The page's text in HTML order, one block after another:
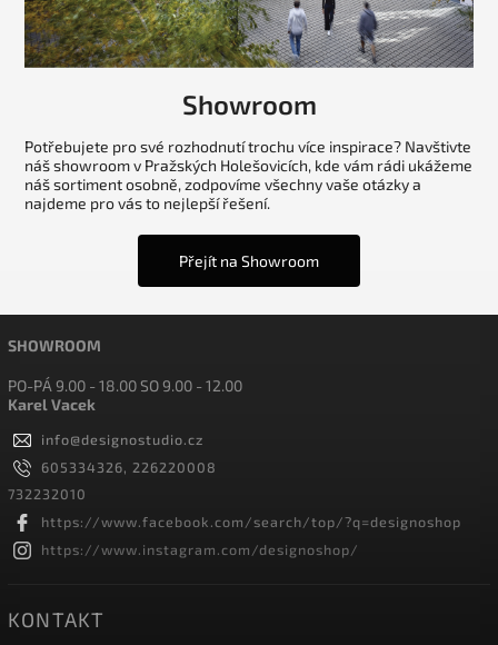
Showroom
Potřebujete pro své rozhodnutí trochu více inspirace? Navštivte
náš showroom v Pražských Holešovicích, kde vám rádi ukážeme
náš sortiment osobně, zodpovíme všechny vaše otázky a
najdeme pro vás to nejlepší řešení.
Přejít na Showroom
SHOWROOM
PO-PÁ 9.00 - 18.00 SO 9.00 - 12.00
Karel Vacek
info@designostudio.cz
605334326, 226220008
732232010
https://www.facebook.com/search/top/?q=designoshop
https://www.instagram.com/designoshop/
KONTAKT